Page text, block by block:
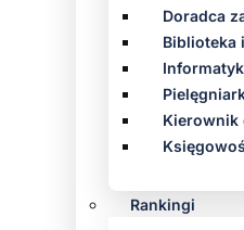
Doradca
Biblioteka
Informatyk
Kierownik
Rankingi